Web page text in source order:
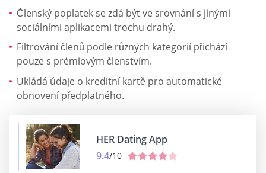
Členský poplatek se zdá být ve srovnání s jinými
sociálními aplikacemi trochu drahý.
Filtrování členů podle různých kategorií přichází
pouze s prémiovým členstvím.
Ukládá údaje o kreditní kartě pro automatické
obnovení předplatného.
HER Dating App
9.4/10